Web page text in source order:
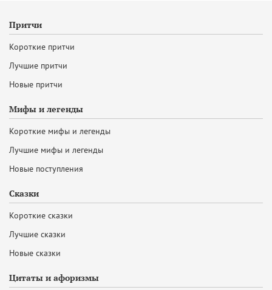
Притчи
Короткие притчи
Лучшие притчи
Новые притчи
Мифы и легенды
Короткие мифы и легенды
Лучшие мифы и легенды
Новые поступления
Сказки
Короткие сказки
Лучшие сказки
Новые сказки
Цитаты и афоризмы